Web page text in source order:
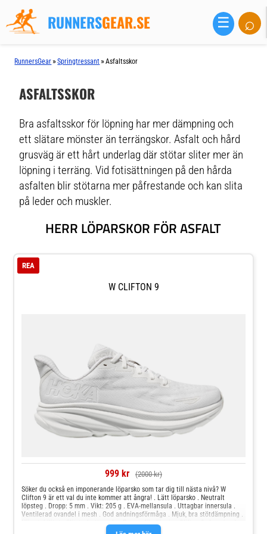
RUNNERSGEAR.SE ☰ ⌕
RunnersGear »Springtressant »Asfaltsskor
ASFALTSSKOR
Bra asfaltsskor för löpning har mer dämpning och
ett slätare mönster än terrängskor. Asfalt och hård
grusväg är ett hårt underlag där stötar sliter mer än
löpning i terräng. Vid fotisättningen på den hårda
asfalten blir stötarna mer påfrestande och kan slita
på leder och muskler.
HERR LÖPARSKOR FÖR ASFALT
W CLIFTON 9
REA
999 kr (2000 kr)
Söker du också en imponerande löparsko som tar dig till nästa nivå? W
Clifton 9 är ett val du inte kommer att ångra! . Lätt löparsko . Neutralt
löpsteg . Dropp: 5 mm . Vikt: 205 g . EVA-mellansula . Uttagbar innersula .
Ventilerad ovandel i mesh . God andningsförmåga . Mjuk, bra stötdämpning .
upplagan av Hokas populära löparsko, återvänder med förbättringar. Dessa